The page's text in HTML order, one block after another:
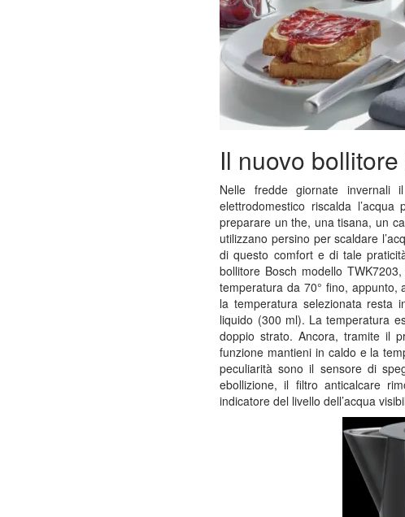
Il nuovo
Nelle fredde giornate invernali
elettrodomestico riscalda
preparare un the, una tisana, un
utilizzano persino per scaldare
di questo comfort e di tale
bollitore Bosch modello
temperatura da 70° fino, appunto,
la temperatura selezionata resta
liquido (300 ml). La temperatura
doppio strato. Ancora, tramite il
funzione mantieni in caldo e la
peculiarità sono il sensore di
ebollizione, il filtro anticalcare
indicatore del livello dell’acqua